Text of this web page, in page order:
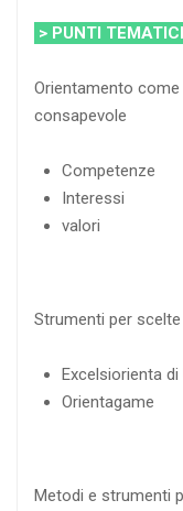
> PUNTI TEMATICI
Orientamento
consapevole
Competenze
Interessi
valori
Strumenti per
Excelsiorienta
Orientagame
Metodi e strumenti